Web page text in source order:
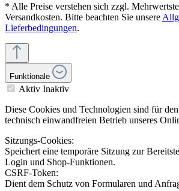
* Alle Preise verstehen sich zzgl.
Versandkosten. Bitte beachten Sie unsere
Lieferbedingungen.
Funktionale
Aktiv Inaktiv
Diese Cookies und Technologien sind für
technisch einwandfreien Betrieb unseres
Sitzungs-Cookies:
Speichert eine temporäre Sitzung zur
Login und Shop-Funktionen.
CSRF-Token:
Dient dem Schutz von Formularen und